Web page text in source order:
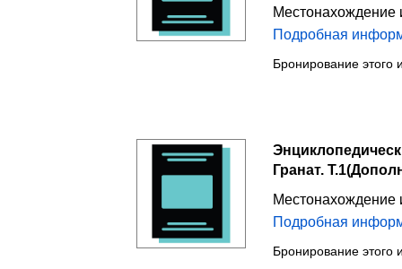
Местонахождение
Подробная
Бронирование этого
Гранат.
Местонахождение
Подробная
Бронирование этого